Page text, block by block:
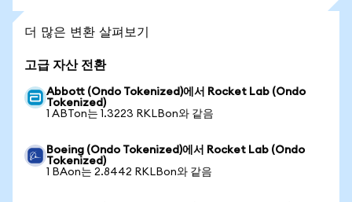
더 많은 변환 살펴보기
고급 자산 전환
Abbott (Ondo Tokenized)에서 Rocket Lab (Ondo
Tokenized)
1 ABTon는 1.3223 RKLBon와 같음
Boeing (Ondo Tokenized)에서 Rocket Lab (Ondo
Tokenized)
1 BAon는 2.8442 RKLBon와 같음